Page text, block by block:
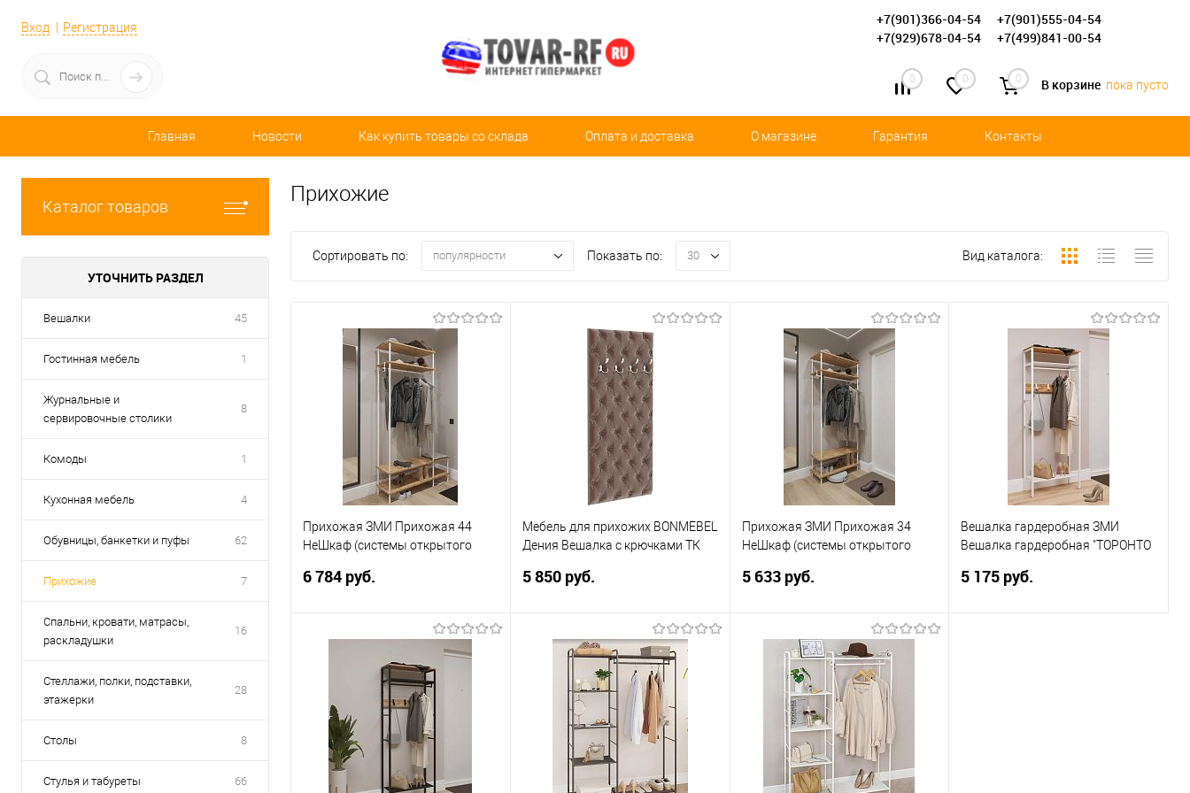
Вход Регистрация +7(901)366-04-54
+7(901)555-04-54
+7(929)678-04-54
+7(499)841-00-54
0 0 0 В корзине пока пусто
Главная Новости Как купить товары со склада Оплата и доставка О магазине Гарантия Контакты
Каталог товаров
УТОЧНИТЬ РАЗДЕЛ
Вешалки 45
Гостинная мебель 1
Журнальные и
сервировочные столики
8
Комоды 1
Кухонная мебель 4
Обувницы, банкетки и пуфы 62
Прихожие 7
Спальни, кровати, матрасы,
раскладушки
16
Стеллажи, полки, подставки,
этажерки
28
Столы 8
Стулья и табуреты 66
Прихожие
Сортировать по: популярности Показать по: 30 Вид каталога:
Прихожая ЗМИ Прихожая 44
НеШкаф (системы открытого
6 784 руб.
В корзину
Купить в 1 клик
Сравнение
В избранное
Мебель для прихожих BONMEBEL
Дения Вешалка с крючками ТК
5 850 руб.
В корзину
Купить в 1 клик
Сравнение
В избранное
Прихожая ЗМИ Прихожая 34
НеШкаф (системы открытого
5 633 руб.
В корзину
Купить в 1 клик
Сравнение
В избранное
Вешалка гардеробная ЗМИ
Вешалка гардеробная "ТОРОНТО
5 175 руб.